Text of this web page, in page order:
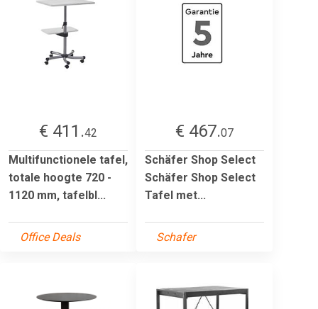
€ 411.42
Multifunctionele tafel,
totale hoogte 720 -
1120 mm, tafelbl...
Office Deals
€ 467.07
Schäfer Shop Select
Schäfer Shop Select
Tafel met...
Schafer